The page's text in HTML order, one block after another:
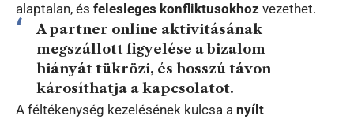
alaptalan, és felesleges konfliktusokhoz vezethet.
A partner online aktivitásának
megszállott figyelése a bizalom
hiányát tükrözi, és hosszú távon
károsíthatja a kapcsolatot.
A féltékenység kezelésének kulcsa a nyílt